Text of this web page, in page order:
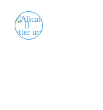
ALICATE